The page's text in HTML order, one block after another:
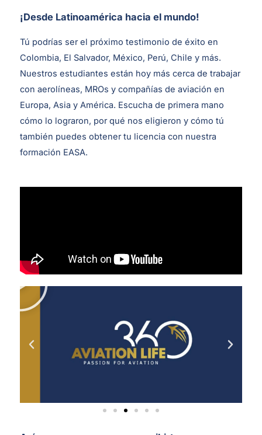
¡Desde Latinoamérica hacia el mundo!
Tú podrías ser el próximo testimonio de éxito en
Colombia, El Salvador, México, Perú, Chile y más.
Nuestros estudiantes están hoy más cerca de trabajar
con aerolíneas, MROs y compañías de aviación en
Europa, Asia y América. Escucha de primera mano
cómo lo lograron, por qué nos eligieron y cómo tú
también puedes obtener tu licencia con nuestra
formación EASA.
Reproducir